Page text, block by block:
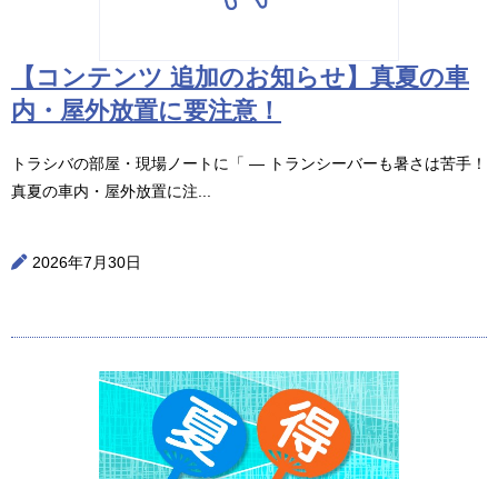
【コンテンツ 追加のお知らせ】真夏の車
内・屋外放置に要注意！
トラシバの部屋・現場ノートに「 ― トランシーバーも暑さは苦手！
真夏の車内・屋外放置に注...
2026年7月30日